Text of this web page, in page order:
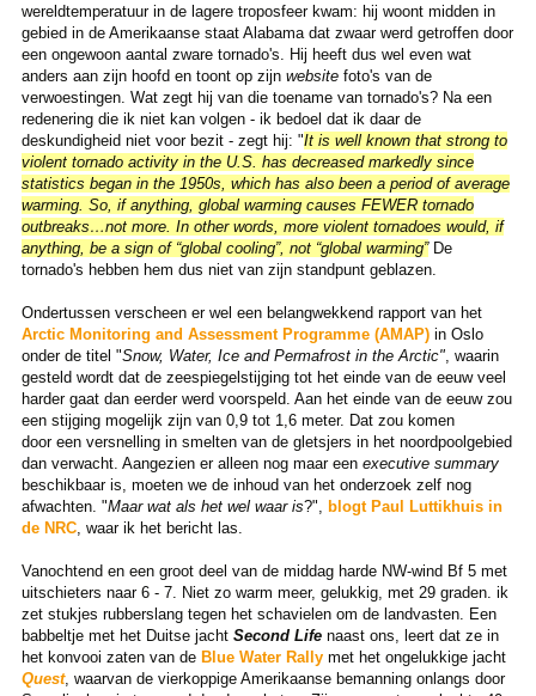
wereldtemperatuur in de lagere troposfeer kwam: hij woont midden in
gebied in de Amerikaanse staat Alabama dat zwaar werd getroffen door
een ongewoon aantal zware tornado's. Hij heeft dus wel even wat
anders aan zijn hoofd en toont op zijn websitefoto's van de
verwoestingen. Wat zegt hij van die toename van tornado's? Na een
redenering die ik niet kan volgen - ik bedoel dat ik daar de
deskundigheid niet voor bezit - zegt hij: "It is well known that strong to
violent tornado activity in the U.S. has decreased markedly since
statistics began in the 1950s, which has also been a period of average
warming. So, if anything, global warming causes FEWER tornado
outbreaks…not more. In other words, more violent tornadoes would, if
anything, be a sign of “global cooling”, not “global warming”De
tornado's hebben hem dus niet van zijn standpunt geblazen.
Ondertussen verscheen er wel een belangwekkend rapport van het
Arctic Monitoring and Assessment Programme (AMAP)in Oslo
onder de titel "Snow, Water, Ice and Permafrost in the Arctic", waarin
gesteld wordt dat de zeespiegelstijging tot het einde van de eeuw veel
harder gaat dan eerder werd voorspeld. Aan het einde van de eeuw zou
een stijging mogelijk zijn van 0,9 tot 1,6 meter. Dat zou komen
door een versnelling in smelten van de gletsjers in het noordpoolgebied
dan verwacht. Aangezien er alleen nog maar een executive summary
beschikbaar is, moeten we de inhoud van het onderzoek zelf nog
afwachten. "Maar wat als het wel waar is?",
blogt Paul Luttikhuis in
de NRC, waar ik het bericht las.
Vanochtend en een groot deel van de middag harde NW-wind Bf 5 met
uitschieters naar 6 - 7. Niet zo warm meer, gelukkig, met 29 graden. ik
zet stukjes rubberslang tegen het schavielen om de landvasten. Een
babbeltje met het Duitse jacht Second Lifenaast ons, leert dat ze in
het konvooi zaten van de Blue Water Rallymet het ongelukkige jacht
Quest, waarvan de vierkoppige Amerikaanse bemanning onlangs door